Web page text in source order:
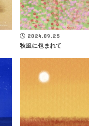
2024.09.25
秋風に包まれて